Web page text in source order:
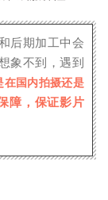
后期加工中会
象不到，遇到
在国内拍摄还是
障，保证影片